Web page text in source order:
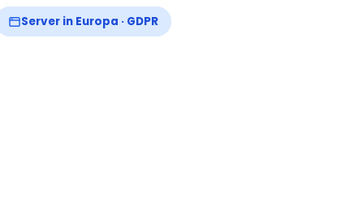
Server in Europa · GDPR